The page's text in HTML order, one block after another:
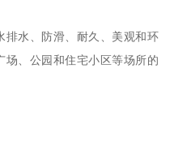
排水、防滑、耐久、美观和环
场、公园和住宅小区等场所的